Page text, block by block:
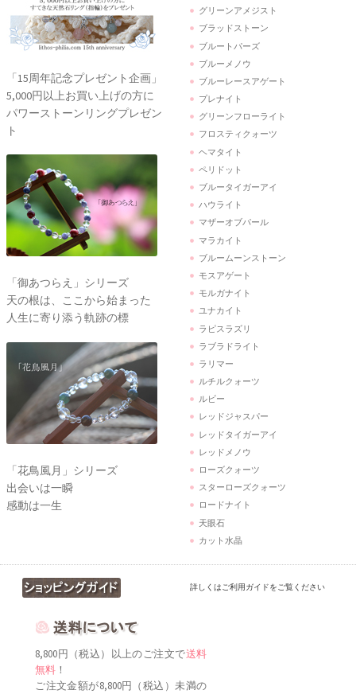
「15周年記念プレゼント企画」
5,000円以上お買い上げの方に
パワーストーンリングプレゼン
ト
「御あつらえ」シリーズ
天の根は、ここから始まった
人生に寄り添う軌跡の標
「花鳥風月」シリーズ
出会いは一瞬
感動は一生
グリーンアメジスト
ブラッドストーン
ブルートパーズ
ブルーメノウ
ブルーレースアゲート
プレナイト
グリーンフローライト
フロスティクォーツ
ヘマタイト
ペリドット
ブルータイガーアイ
ハウライト
マザーオブパール
マラカイト
ブルームーンストーン
モスアゲート
モルガナイト
ユナカイト
ラピスラズリ
ラブラドライト
ラリマー
ルチルクォーツ
ルビー
レッドジャスパー
レッドタイガーアイ
レッドメノウ
ローズクォーツ
スターローズクォーツ
ロードナイト
天眼石
カット水晶
詳しくはご利用ガイドをご覧ください
8,800円（税込）以上のご注文で送料
無料 ！
ご注文金額が8,800円（税込）未満の